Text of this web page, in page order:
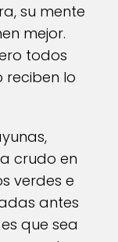
su mente
mejor.
todos
reciben lo
crudo en
verdes e
antes
que sea